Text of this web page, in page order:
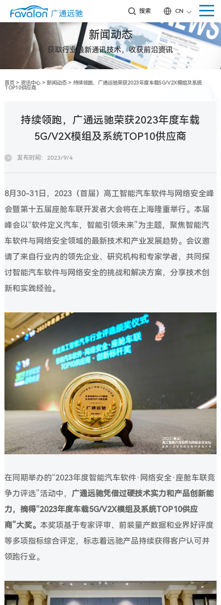
搜索 CN
新闻动态
获取行业最新通讯技术，收获前沿资讯
首页> 资讯中心> 新闻动态> 持续领跑，广通远驰荣获2023年度车载5G/V2X模组及系统
TOP10供应商
持续领跑，广通远驰荣获2023年度车载
5G/V2X模组及系统TOP10供应商
发布时间：2023/9/4
8月30-31日，2023（首届）高工智能汽车软件与网络安全峰
会暨第十五届座舱车联开发者大会将在上海隆重举行。本届
峰会以“软件定义汽车，智能引领未来”为主题，聚焦智能汽
车软件与网络安全领域的最新技术和产业发展趋势。会议邀
请了来自行业内的领先企业、研究机构和专家学者，共同探
讨智能汽车软件与网络安全的挑战和解决方案，分享技术创
新和实践经验。
在同期举办的“2023年度智能汽车软件·网络安全·座舱车联竞
争力评选”活动中， 广通远驰凭借过硬技术实力和产品创新能
力，摘得“2023年度车载5G/V2X模组及系统TOP10供应
商”大奖。 本奖项基于专家评审、前装量产数据和业界好评度
等多项指标综合评定，标志着远驰产品持续获得客户认可并
领跑行业。